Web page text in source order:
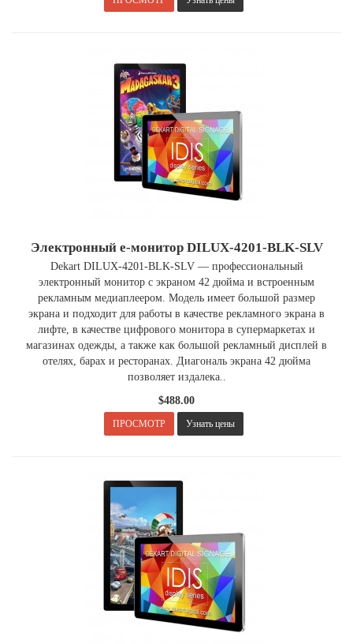
Электронный е-монитор DILUX-4201-BLK-SLV
Dekart DILUX-4201-BLK-SLV — профессиональный
электронный монитор с экраном 42 дюйма и встроенным
рекламным медиаплеером. Модель имеет большой размер
экрана и подходит для работы в качестве рекламного экрана в
лифте, в качестве цифрового монитора в супермаркетах и
магазинах одежды, а также как большой рекламный дисплей в
отелях, барах и ресторанах. Диагональ экрана 42 дюйма
позволяет издалека..
$488.00
ПРОСМОТР Узнать цены